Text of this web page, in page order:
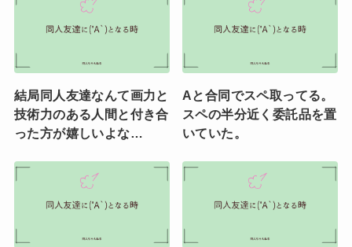
結局同人友達なんて画力と
技術力のある人間と付き合
った方が嬉しいよな…
Aと合同でスペ取ってる。
スペの半分近く委託品を置
いていた。